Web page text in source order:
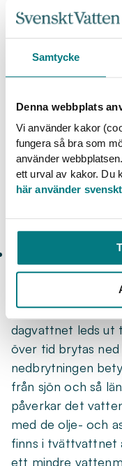
Samtycke
Denna webbplats
Vi använder kakor
fungera så bra som
använder
ett urval av kakor. Du
här använder
uppstår när flera
eftersom allt
samma
asfaltsrester och
det vattendraget
Att kanske
sedan du tvättade
utmed långa
vägslänter,
från föroreningar
Miljömärkta
på
Biltvättmedel (om
att brytas ned i ett
dagvattnet leds ut
över tid brytas
nedbrytningen
från sjön och så
påverkar det
med de olje- och
finns i tvättvattnet
ett mindre